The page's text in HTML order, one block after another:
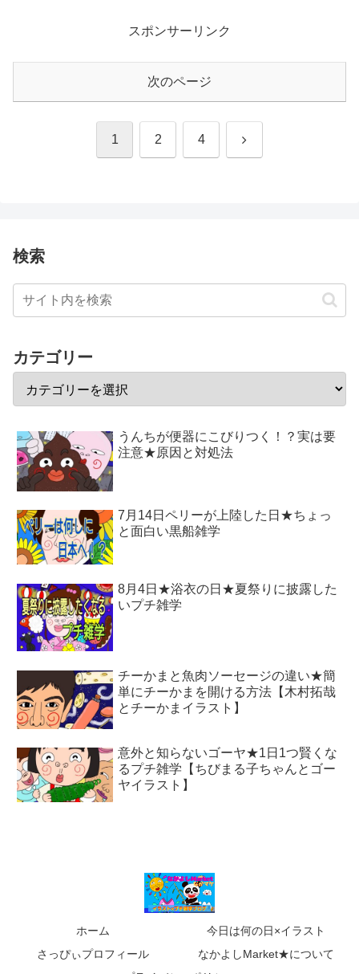
スポンサーリンク
次のページ
1 2 4 次
検索
カテゴリー
うんちが便器にこびりつく！？実は要
注意★原因と対処法
7月14日ペリーが上陸した日★ちょっ
と面白い黒船雑学
8月4日★浴衣の日★夏祭りに披露した
いプチ雑学
チーかまと魚肉ソーセージの違い★簡
単にチーかまを開ける方法【木村拓哉
とチーかまイラスト】
意外と知らないゴーヤ★1日1つ賢くな
るプチ雑学【ちびまる子ちゃんとゴー
ヤイラスト】
ホーム
今日は何の日×イラスト
さっぴぃプロフィール
なかよしMarket★について